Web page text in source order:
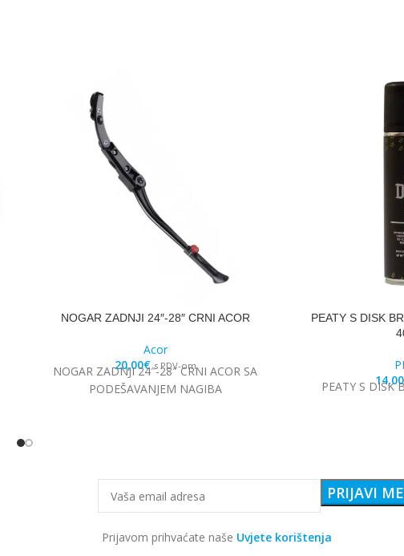
NOGAR ZADNJI 24″-28″ CRNI ACOR
Acor
20,00€ s PDV-om
NOGAR ZADNJI 24″-28″ CRNI ACOR SA
PODEŠAVANJEM NAGIBA
PEATY S DISK
14,00
PEATY S DISK
Prijavom prihvaćate naše Uvjete korištenja